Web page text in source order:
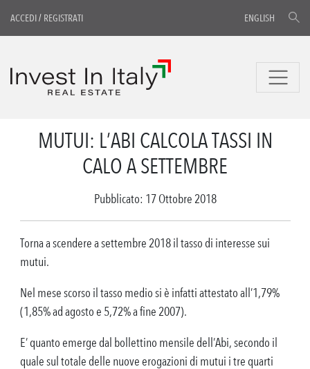
ACCEDI/ REGISTRATI ENGLISH
MUTUI: L’ABI CALCOLA TASSI IN
CALO A SETTEMBRE
Pubblicato: 17 Ottobre 2018
Torna a scendere a settembre 2018 il tasso di interesse sui
mutui.
Nel mese scorso il tasso medio si è infatti attestato all’1,79%
(1,85% ad agosto e 5,72% a fine 2007).
E’ quanto emerge dal bollettino mensile dell’Abi, secondo il
quale sul totale delle nuove erogazioni di mutui i tre quarti